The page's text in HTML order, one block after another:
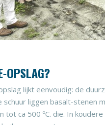
OPSLAG?
lijkt eenvoudig: de
liggen basalt-stenen
tot ca 500 ºC. die. In